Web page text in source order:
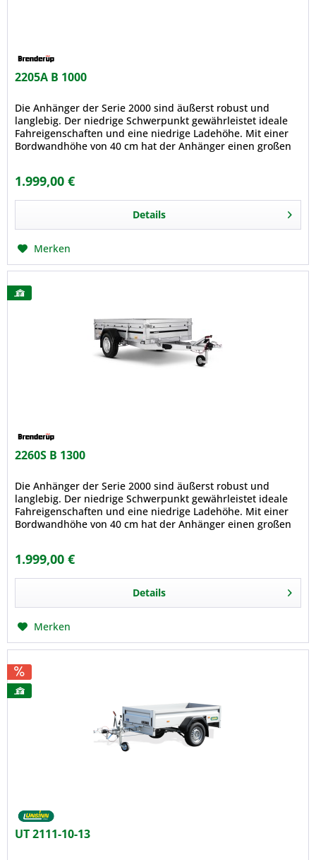
2205A B 1000
Die Anhänger der Serie 2000 sind äußerst robust und
langlebig. Der niedrige Schwerpunkt gewährleistet ideale
Fahreigenschaften und eine niedrige Ladehöhe. Mit einer
Bordwandhöhe von 40 cm hat der Anhänger einen großen
1.999,00 €
Details
Merken
2260S B 1300
Die Anhänger der Serie 2000 sind äußerst robust und
langlebig. Der niedrige Schwerpunkt gewährleistet ideale
Fahreigenschaften und eine niedrige Ladehöhe. Mit einer
Bordwandhöhe von 40 cm hat der Anhänger einen großen
1.999,00 €
Details
Merken
UT 2111-10-13